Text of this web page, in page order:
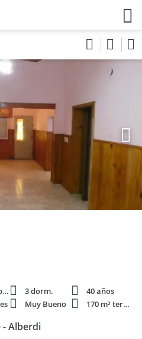
100 m² cubie. 3 dorm.
40 años
Muy Bueno 170 m² terren.
- Alberdi